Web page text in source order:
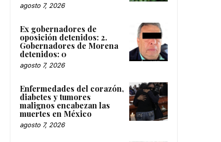
agosto 7, 2026
Ex gobernadores de
oposición detenidos: 2.
Gobernadores de Morena
detenidos: 0
agosto 7, 2026
Enfermedades del corazón,
diabetes y tumores
malignos encabezan las
muertes en México
agosto 7, 2026